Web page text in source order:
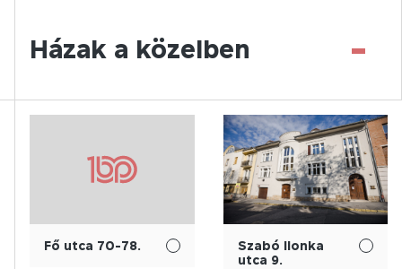
Házak a közelben -
Fő utca 70-78.
Szabó Ilonka
utca 9.